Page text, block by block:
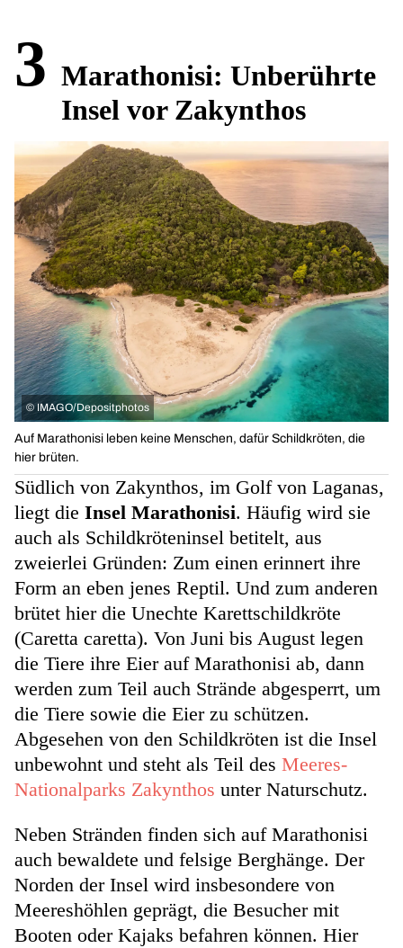
3 Marathonisi: Unberührte
Insel vor Zakynthos
© IMAGO/Depositphotos
Auf Marathonisi leben keine Menschen, dafür Schildkröten, die
hier brüten.
Südlich von Zakynthos, im Golf von Laganas,
liegt die Insel Marathonisi. Häufig wird sie
auch als Schildkröteninsel betitelt, aus
zweierlei Gründen: Zum einen erinnert ihre
Form an eben jenes Reptil. Und zum anderen
brütet hier die Unechte Karettschildkröte
(Caretta caretta). Von Juni bis August legen
die Tiere ihre Eier auf Marathonisi ab, dann
werden zum Teil auch Strände abgesperrt, um
die Tiere sowie die Eier zu schützen.
Abgesehen von den Schildkröten ist die Insel
unbewohnt und steht als Teil des Meeres-
Nationalparks Zakynthos unter Naturschutz.
Neben Stränden finden sich auf Marathonisi
auch bewaldete und felsige Berghänge. Der
Norden der Insel wird insbesondere von
Meereshöhlen geprägt, die Besucher mit
Booten oder Kajaks befahren können. Hier